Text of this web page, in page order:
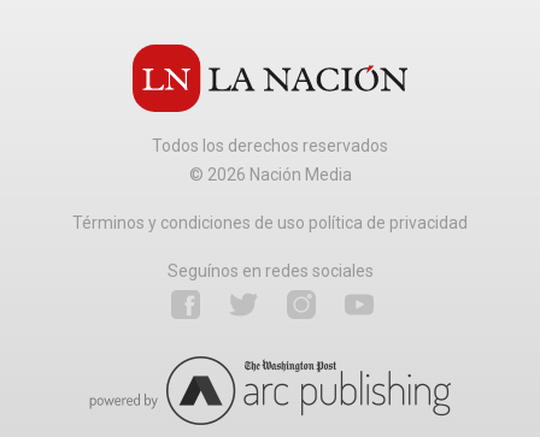
Todos los derechos reservados
© 2026 Nación Media
Términos y condiciones de uso política de privacidad
Seguínos en redes sociales